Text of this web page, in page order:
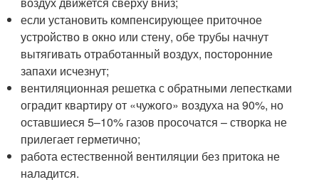
если установить компенсирующее приточное
устройство в окно или стену, обе трубы начнут
вытягивать отработанный воздух, посторонние
запахи исчезнут;
вентиляционная решетка с обратными лепестками
оградит квартиру от «чужого» воздуха на 90%, но
оставшиеся 5–10% газов просочатся – створка не
прилегает герметично;
работа естественной вентиляции без притока не
наладится.